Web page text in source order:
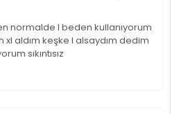
normalde l beden kullanıyorum
aldım keşke l alsaydım dedim
sıkıntısız